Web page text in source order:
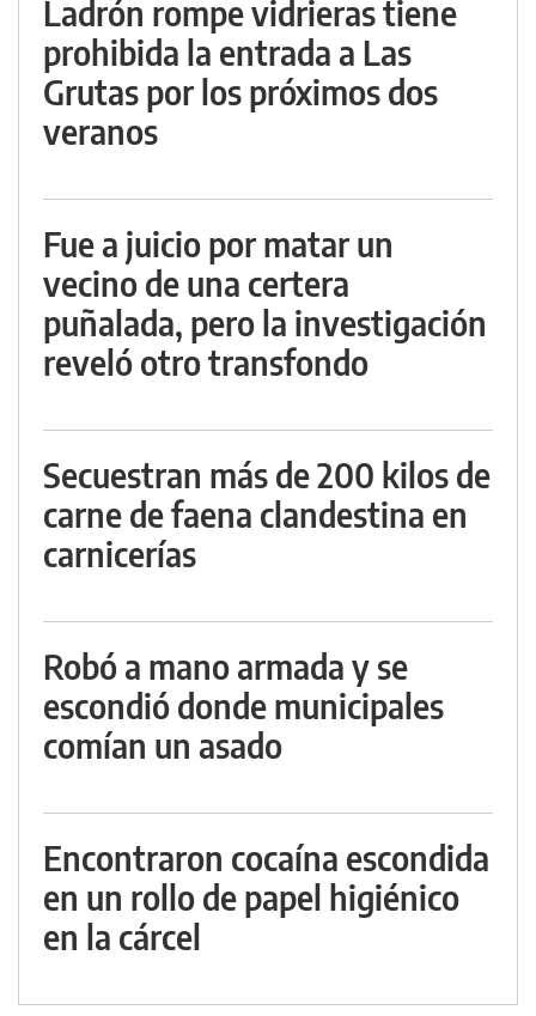
Ladrón rompe vidrieras tiene
prohibida la entrada a Las
Grutas por los próximos dos
veranos
Fue a juicio por matar un
vecino de una certera
puñalada, pero la investigación
reveló otro transfondo
Secuestran más de 200 kilos de
carne de faena clandestina en
carnicerías
Robó a mano armada y se
escondió donde municipales
comían un asado
Encontraron cocaína escondida
en un rollo de papel higiénico
en la cárcel